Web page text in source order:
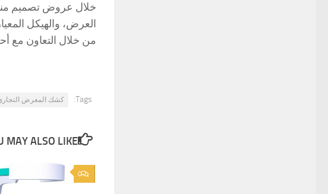
خلال عروض تصميم
العرض، والهيكل
من خلال التعاون مع
Tags: كشك المعرض
MAY ALSO LIKE...
0